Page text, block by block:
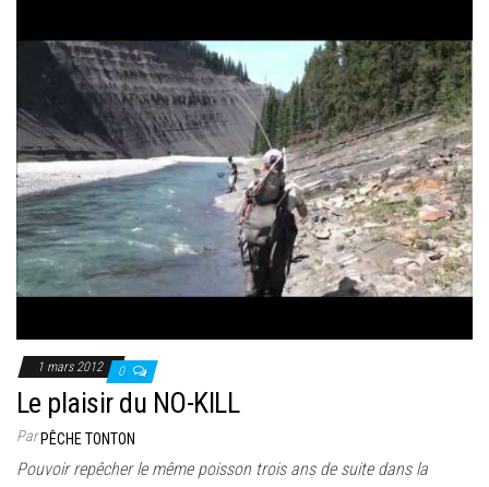
1 mars 2012 0
Le plaisir du NO-KILL
ParPÊCHE TONTON
Pouvoir repêcher le même poisson trois ans de suite dans la